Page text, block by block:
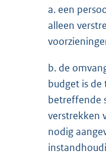
a. een
alleen
b. de
budget is de
betreffende
verstrekken
nodig